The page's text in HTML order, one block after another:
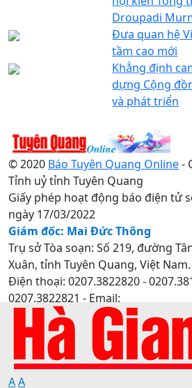
Droupadi
Đưa quan hệ
tầm cao mới
Khẳng định
dựng Cộng
và phát triển
AA
© 2020 Báo Tuyên Quang Online-
Tỉnh uỷ tỉnh Tuyên Quang
Giấy phép hoạt động báo điện tử
ngày 17/03/2022
Giám đốc: Mai Đức Thông
Trụ sở Tòa soạn: Số 219, đường
Xuân, tỉnh Tuyên Quang, Việt Nam.
Điện thoại: 0207.3822820 -
0207.3822821 - Email: